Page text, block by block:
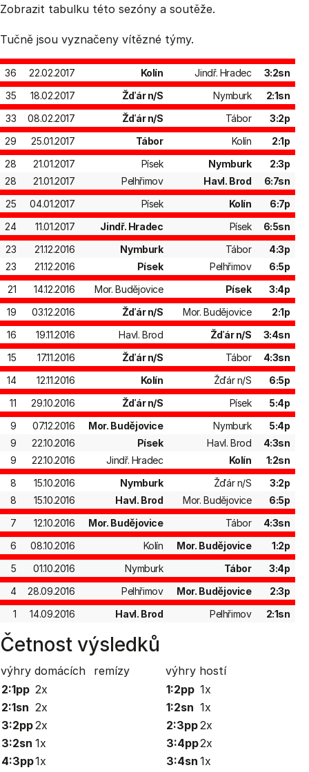
Zobrazit tabulku této sezóny a soutěže.
Tučně jsou vyznačeny vítězné týmy.
36 22.02.2017 Kolín Jindř. Hradec
3:2sn
35
18.02.2017 Žďár n/S Nymburk
2:1sn
33
08.02.2017 Žďár n/S Tábor
3:2p
29
25.01.2017 Tábor Kolín
2:1p
28
21.01.2017 Písek Nymburk
2:3p
28
21.01.2017 Pelhřimov Havl. Brod
6:7sn
25
04.01.2017 Písek Kolín
6:7p
24
11.01.2017 Jindř. Hradec Písek
6:5sn
23
21.12.2016 Nymburk Tábor
4:3p
23
21.12.2016 Písek Pelhřimov
6:5p
21
14.12.2016 Mor. Budějovice Písek
3:4p
19
03.12.2016 Žďár n/S Mor. Budějovice
2:1p
16
19.11.2016 Havl. Brod Žďár n/S
3:4sn
15
17.11.2016 Žďár n/S Tábor
4:3sn
14
12.11.2016 Kolín Žďár n/S
6:5p
11
29.10.2016 Žďár n/S Písek
5:4p
9
07.12.2016 Mor. Budějovice Nymburk
5:4p
9
22.10.2016 Písek Havl. Brod
4:3sn
9
22.10.2016 Jindř. Hradec Kolín
1:2sn
8
15.10.2016 Nymburk Žďár n/S
3:2p
8
15.10.2016 Havl. Brod Mor. Budějovice
6:5p
7
12.10.2016 Mor. Budějovice Tábor
4:3sn
6
08.10.2016 Kolín Mor. Budějovice
1:2p
5
01.10.2016 Nymburk Tábor
3:4p
4
28.09.2016 Pelhřimov Mor. Budějovice
2:3p
1
14.09.2016 Havl. Brod Pelhřimov 2:1sn
Četnost výsledků
výhry domácích remízy výhry hostí
2:1pp 2x
2:1sn 2x
3:2pp2x
3:2sn 1x
4:3pp1x
1:2pp 1x
1:2sn 1x
2:3pp2x
3:4pp2x
3:4sn 1x